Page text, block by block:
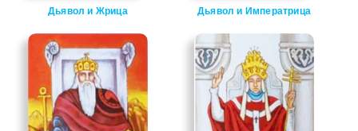
Дьявол и Жрица Дьявол и Императрица